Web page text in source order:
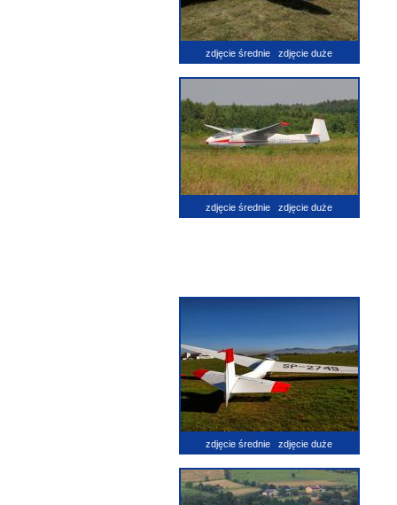
zdjęcie średnie zdjęcie duże
zdjęcie średnie zdjęcie duże
zdjęcie średnie zdjęcie duże